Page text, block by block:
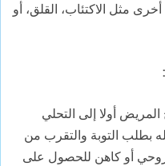
مثل الاكتئاب، القلق، أو
:
المريض أولا إلى التحلي
بطلب التوبة والتقرب من
أو كاهن للحصول على